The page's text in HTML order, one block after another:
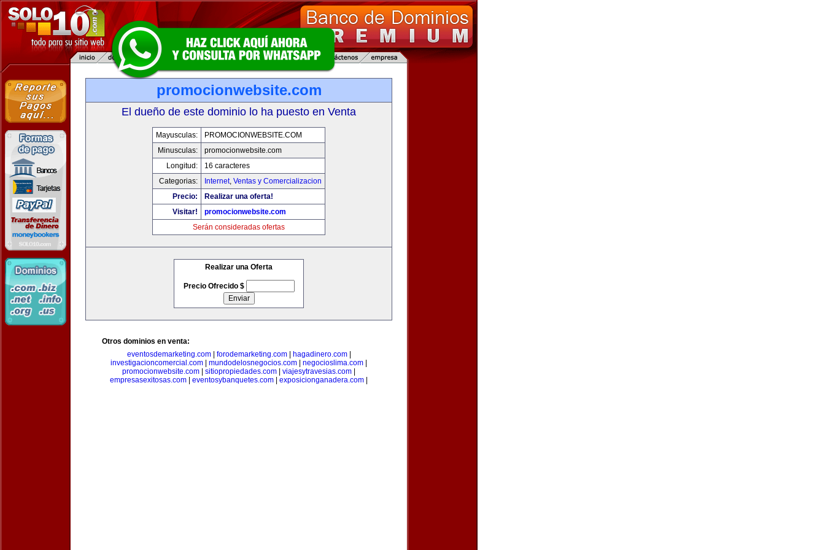
promocionwebsite.com
El dueño de este dominio lo ha puesto en Venta
Mayusculas:
PROMOCIONWEBSITE.COM
Minusculas:
promocionwebsite.com
Longitud:
16 caracteres
Categorias:
Internet, Ventas y Comercializacion
Precio:
Realizar una oferta!
Visitar!
promocionwebsite.com
Serán consideradas ofertas
Realizar una Oferta
Precio Ofrecido $
Otros dominios en venta:
eventosdemarketing.com| forodemarketing.com| hagadinero.com|
investigacioncomercial.com
mundodelosnegocios.com negocioslima.com
promocionwebsite.com
sitiopropiedades.com viajesytravesias.com
empresasexitosas.com
eventosybanquetes.com exposicionganadera.com